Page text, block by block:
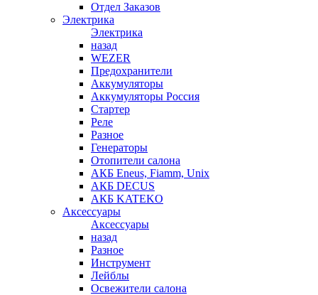
Отдел Заказов
Электрика
Электрика
назад
WEZER
Предохранители
Аккумуляторы
Аккумуляторы Россия
Стартер
Реле
Разное
Генераторы
Отопители салона
АКБ Eneus, Fiamm, Unix
АКБ DECUS
АКБ KATEKO
Аксессуары
Аксессуары
назад
Разное
Инструмент
Лейблы
Освежители салона